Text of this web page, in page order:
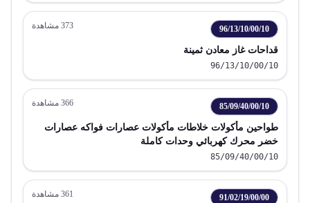
96/13/10/00/10
373 مشاهدة
قداحات غاز معادن ثمينة
96/13/10/00/10
85/09/40/00/10
366 مشاهدة
طواحين مأكولات خلاطات مأكولات عصارات فواكه عصارات
خضر محرك كهربائي وحدات كاملة
85/09/40/00/10
91/02/19/00/00
361 مشاهدة